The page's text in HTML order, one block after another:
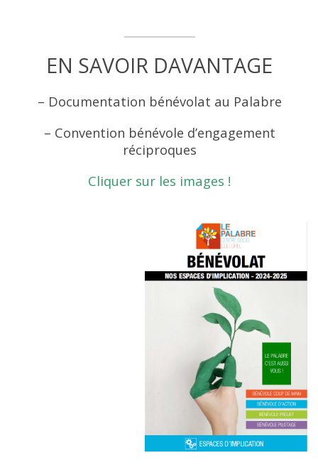
EN SAVOIR DAVANTAGE
– Documentation bénévolat au Palabre
– Convention bénévole d’engagement
réciproques
Cliquer sur les images !